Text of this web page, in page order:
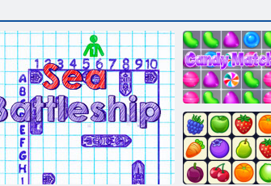
D D ° n n n
ÐºÐ¾Ð½Ñ
ÐμÑ Ð ° Ð¼Ð¸